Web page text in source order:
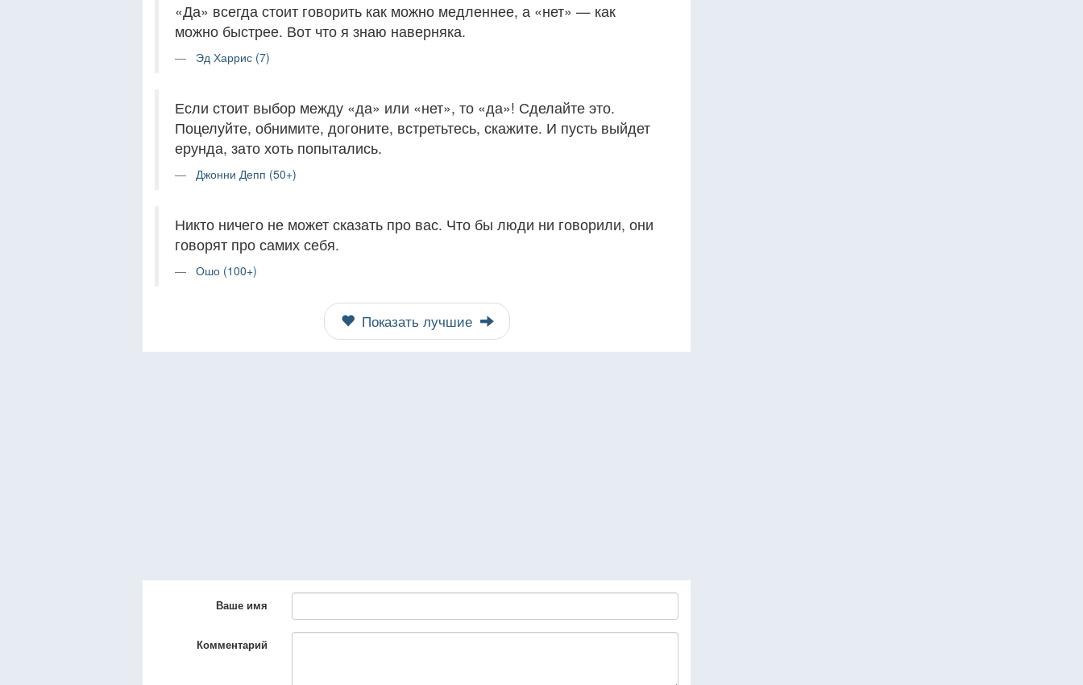
«Да» всегда стоит говорить как можно медленнее, а «нет» — как
можно быстрее. Вот что я знаю наверняка.
Эд Харрис (7)
Если стоит выбор между «да» или «нет», то «да»! Сделайте это.
Поцелуйте, обнимите, догоните, встретьтесь, скажите. И пусть выйдет
ерунда, зато хоть попытались.
Джонни Депп (50+)
Никто ничего не может сказать про вас. Что бы люди ни говорили, они
говорят про самих себя.
Ошо (100+)
Показать лучшие
Ваше имя
Комментарий